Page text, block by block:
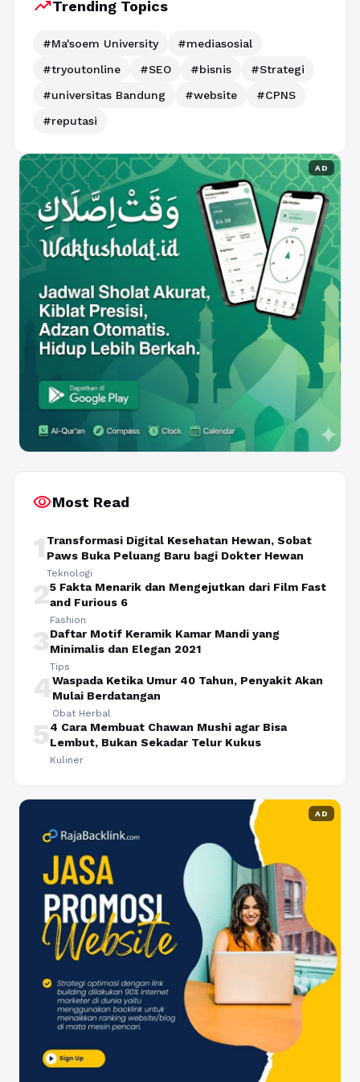
trending_upTrending Topics
#Ma'soem University
#mediasosial
#tryoutonline
#SEO #bisnis
#Strategi
#universitas Bandung
#website
#CPNS
#reputasi
AD
visibilityMost Read
1 Transformasi Digital Kesehatan Hewan, Sobat
Paws Buka Peluang Baru bagi Dokter Hewan
Teknologi
25 Fakta Menarik dan Mengejutkan dari Film Fast
and Furious 6
Fashion
3Daftar Motif Keramik Kamar Mandi yang
Minimalis dan Elegan 2021
Tips
4Waspada Ketika Umur 40 Tahun, Penyakit Akan
Mulai Berdatangan
Obat Herbal
54 Cara Membuat Chawan Mushi agar Bisa
Lembut, Bukan Sekadar Telur Kukus
Kuliner
AD